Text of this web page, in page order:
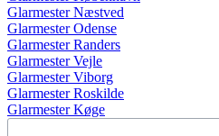
Glarmester Næstved
Glarmester Odense
Glarmester Randers
Glarmester Vejle
Glarmester Viborg
Glarmester Roskilde
Glarmester Køge